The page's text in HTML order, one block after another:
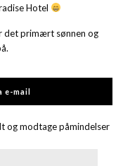
Hotel
det primært sønnen og
e-mail
og modtage påmindelser